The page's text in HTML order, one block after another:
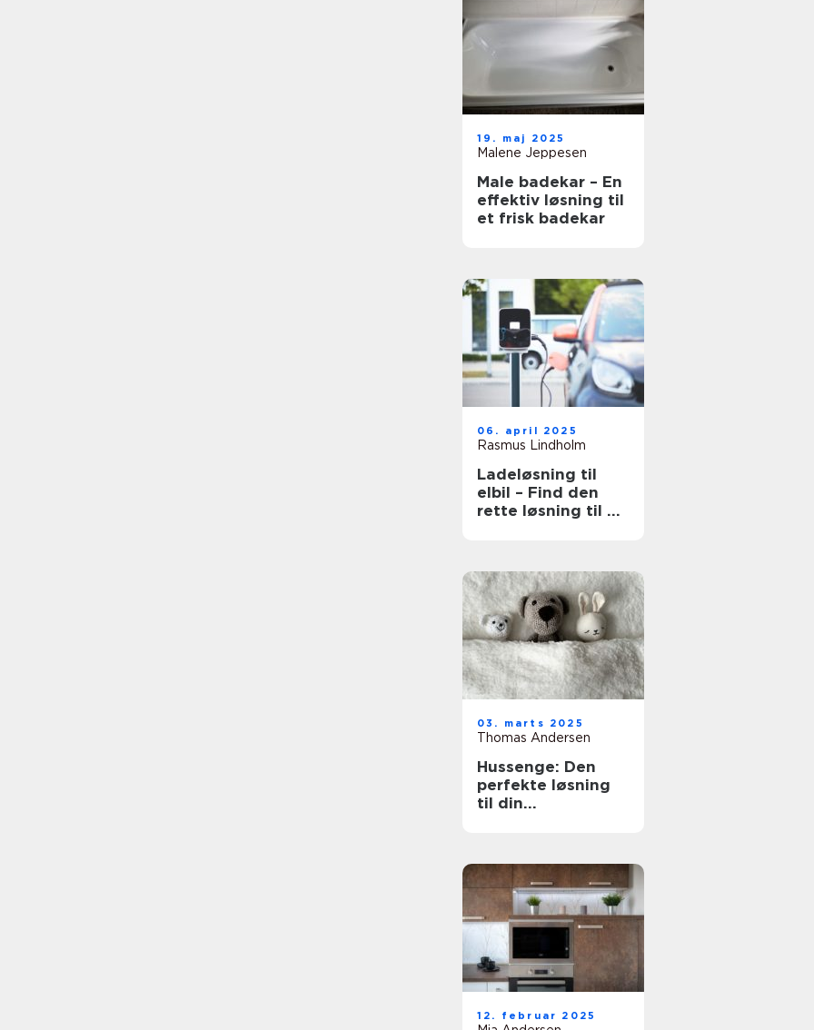
19. maj 2025
Malene Jeppesen
Male badekar – En
effektiv løsning til
et frisk badekar
06. april 2025
Rasmus Lindholm
Ladeløsning til
elbil – Find den
rette løsning til dit
03. marts 2025
Thomas Andersen
Hussenge: Den
perfekte løsning
til din
12. februar 2025